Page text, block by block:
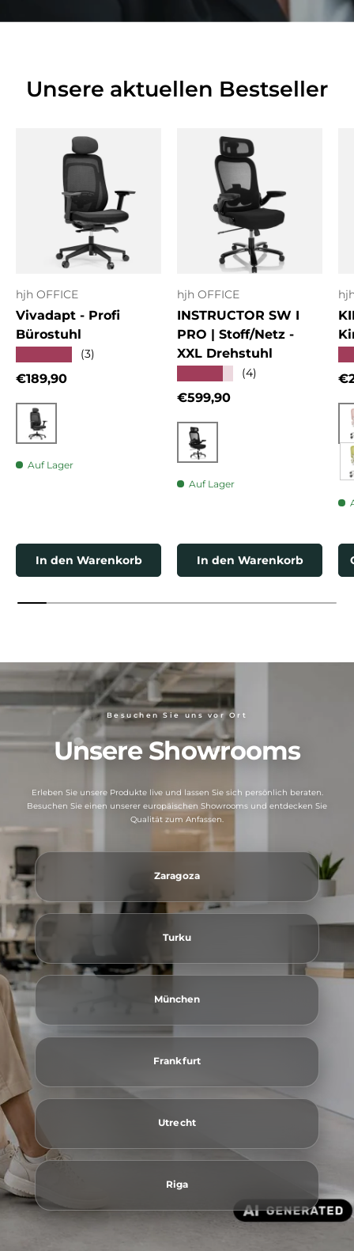
Unsere aktuellen Bestseller
hjh OFFICE
Vivadapt - Profi
Bürostuhl
(3)
Normaler Preis
€189,90
Schwarz
Auf Lager
In den Warenkorb
hjh OFFICE
INSTRUCTOR SW I
PRO | Stoff/Netz -
XXL Drehstuhl
(4)
Normaler Preis
€599,90
Schwarz
Auf Lager
In den Warenkorb
Besuchen Sie uns vor Ort
Unsere Showrooms
Erleben Sie unsere Produkte live und lassen Sie sich persönlich beraten.
Besuchen Sie einen unserer europäischen Showrooms und entdecken Sie
Qualität zum Anfassen.
Zaragoza
Turku
München
Frankfurt
Utrecht
Riga